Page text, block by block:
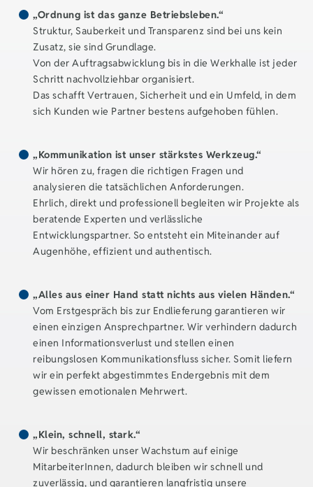
„Ordnung ist das ganze Betriebsleben.“
Struktur, Sauberkeit und Transparenz sind bei uns kein
Zusatz, sie sind Grundlage.
Von der Auftragsabwicklung bis in die Werkhalle ist jeder
Schritt nachvollziehbar organisiert.
Das schafft Vertrauen, Sicherheit und ein Umfeld, in dem
sich Kunden wie Partner bestens aufgehoben fühlen.
„Kommunikation ist unser stärkstes Werkzeug.“
Wir hören zu, fragen die richtigen Fragen und
analysieren die tatsächlichen Anforderungen.
Ehrlich, direkt und professionell begleiten wir Projekte als
beratende Experten und verlässliche
Entwicklungspartner. So entsteht ein Miteinander auf
Augenhöhe, effizient und authentisch.
„Alles aus einer Hand statt nichts aus vielen Händen.“
Vom Erstgespräch bis zur Endlieferung garantieren wir
einen einzigen Ansprechpartner. Wir verhindern dadurch
einen Informationsverlust und stellen einen
reibungslosen Kommunikationsfluss sicher. Somit liefern
wir ein perfekt abgestimmtes Endergebnis mit dem
gewissen emotionalen Mehrwert.
„Klein, schnell, stark.“
Wir beschränken unser Wachstum auf einige
MitarbeiterInnen, dadurch bleiben wir schnell und
zuverlässig, und garantieren langfristig unsere